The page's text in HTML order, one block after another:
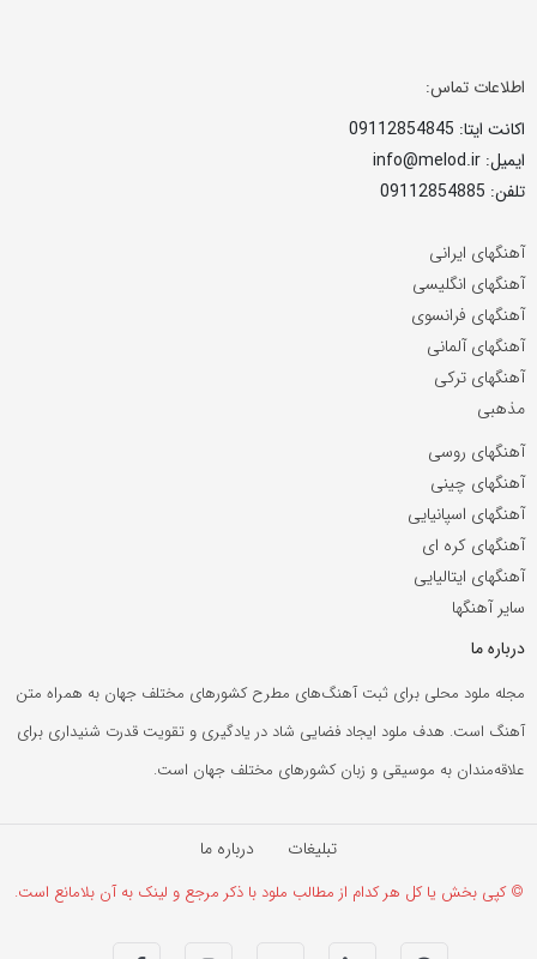
اطلاعات تماس:
اکانت ایتا: 09112854845
ایمیل: info@melod.ir
تلفن: 09112854885
آهنگهای ایرانی
آهنگهای انگلیسی
آهنگهای فرانسوی
آهنگهای آلمانی
آهنگهای ترکی
مذهبی
آهنگهای روسی
آهنگهای چینی
آهنگهای اسپانیایی
آهنگهای کره ای
آهنگهای ایتالیایی
سایر آهنگها
درباره ما
مجله ملود محلی برای ثبت آهنگ‌های مطرح کشورهای مختلف جهان به همراه متن
آهنگ است. هدف ملود ایجاد فضایی شاد در یادگیری و تقویت قدرت شنیداری برای
علاقه‌مندان به موسیقی و زبان کشورهای مختلف جهان است.
تبلیغات درباره ما
© کپی بخش یا کل هر کدام از مطالب ملود با ذکر مرجع و لینک به آن بلامانع است.